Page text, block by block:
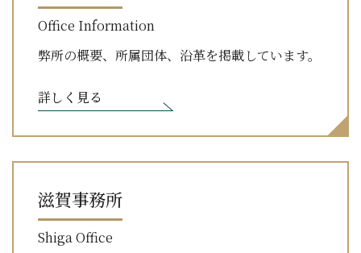
Office Information
弊所の概要、所属団体、沿革を掲載しています。
詳しく見る
滋賀事務所
Shiga Office